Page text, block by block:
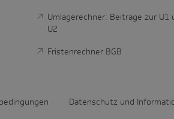
Umlagerechner: Beiträge zur U1
U2
Fristenrechner BGB
Datenschutz und